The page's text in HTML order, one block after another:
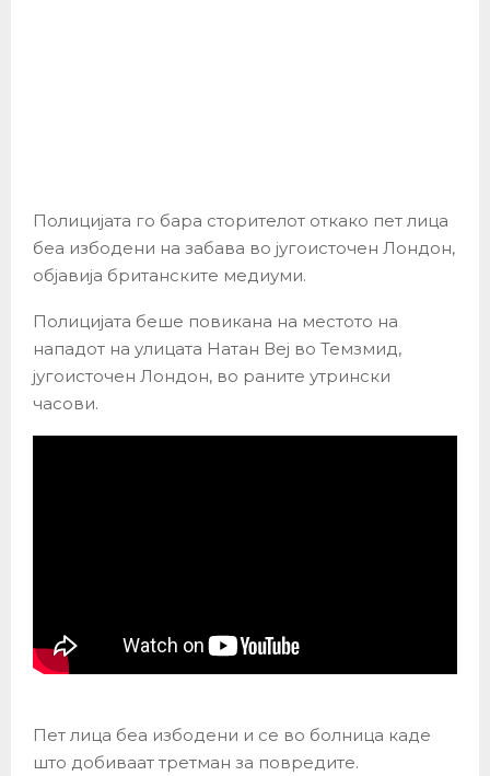
Полицијата го бара сторителот откако пет лица
беа избодени на забава во југоисточен Лондон,
објавија британските медиуми.
Полицијата беше повикана на местото на
нападот на улицата Натан Веј во Темзмид,
југоисточен Лондон, во раните утрински
часови.
Пет лица беа избодени и се во болница каде
што добиваат третман за повредите.